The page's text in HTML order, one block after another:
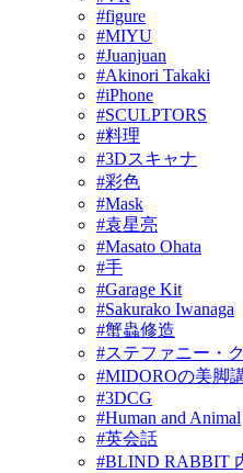
#figure
#MIYU
#Juanjuan
#Akinori Takaki
#iPhone
#SCULPTORS
#料理
#3Dスキャナ
#彩色
#Mask
#袁星亮
#Masato Ohata
#手
#Garage Kit
#Sakurako Iwanaga
#蟹蟲修造
#ステファニー・
#MIDOROの美脚
#3DCG
#Human and Animal
#英会話
#BLIND RABBIT